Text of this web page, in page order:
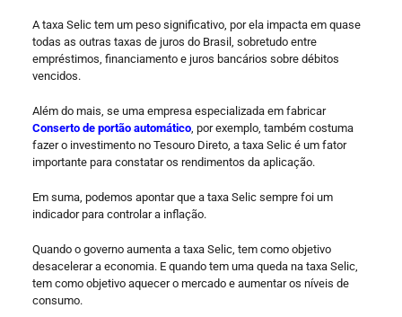
A taxa Selic tem um peso significativo, por ela impacta em quase
todas as outras taxas de juros do Brasil, sobretudo entre
empréstimos, financiamento e juros bancários sobre débitos
vencidos.
Além do mais, se uma empresa especializada em fabricar
Conserto de portão automático, por exemplo, também costuma
fazer o investimento no Tesouro Direto, a taxa Selic é um fator
importante para constatar os rendimentos da aplicação.
Em suma, podemos apontar que a taxa Selic sempre foi um
indicador para controlar a inflação.
Quando o governo aumenta a taxa Selic, tem como objetivo
desacelerar a economia. E quando tem uma queda na taxa Selic,
tem como objetivo aquecer o mercado e aumentar os níveis de
consumo.